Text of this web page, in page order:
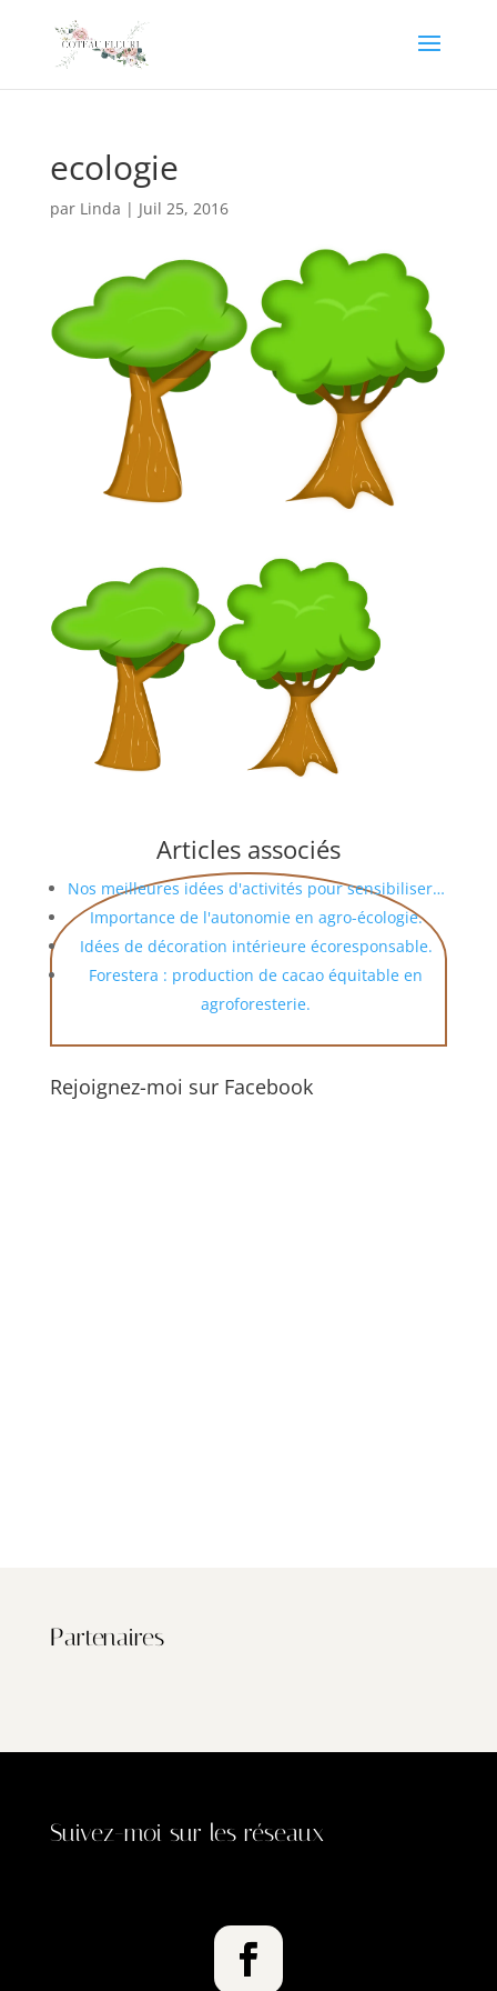
ecologie
par Linda | Juil 25, 2016
Articles associés
Nos meilleures idées d'activités pour sensibiliser…
Importance de l'autonomie en agro-écologie.
Idées de décoration intérieure écoresponsable.
Forestera : production de cacao équitable en
agroforesterie.
Rejoignez-moi sur Facebook
Partenaires
Suivez-moi sur les réseaux